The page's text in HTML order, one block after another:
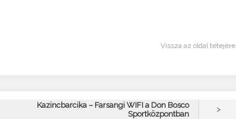
Vissza az oldal tetejére
Kazincbarcika – Farsangi WIFI a Don Bosco
Sportközpontban
>